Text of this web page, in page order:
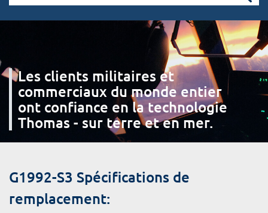
Les clients militaires et
commerciaux du monde entier
ont confiance en la technologie
Thomas - sur terre et en mer.
G1992-S3 Spécifications de
remplacement: